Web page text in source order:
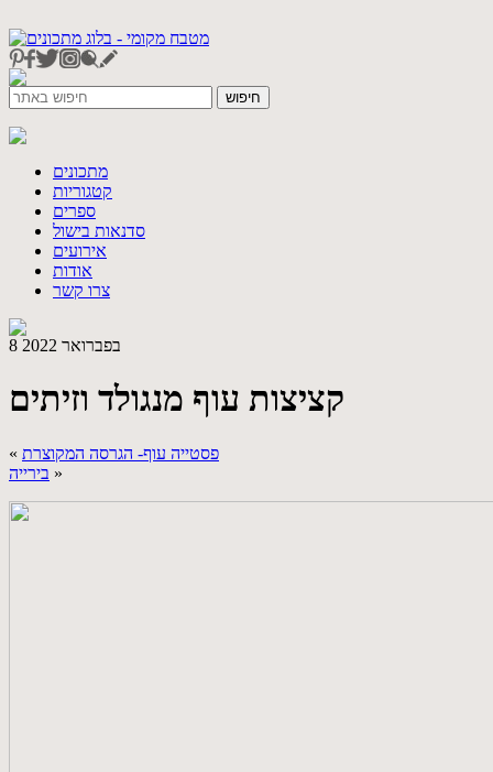
מתכונים
קטגוריות
ספרים
סדנאות בישול
אירועים
אודות
צרו קשר
8 בפברואר 2022
קציצות עוף מנגולד וזיתים
« פסטייה עוף- הגרסה המקוצרת
בירייה »